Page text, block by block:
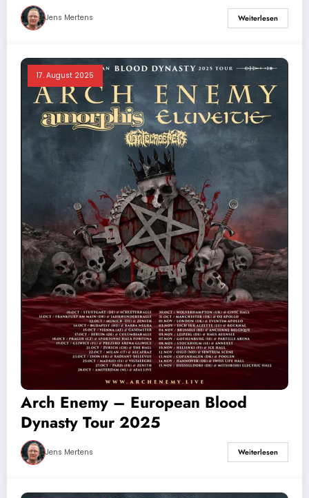
Jens Mertens Weiterlesen
17. August 2025
Arch Enemy – European Blood
Dynasty Tour 2025
Jens Mertens Weiterlesen